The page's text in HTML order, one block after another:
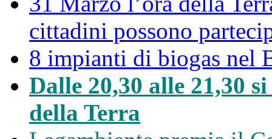
cittadini possono
8 impianti di biogas nel
Dalle 20,30 alle 21,30
della Terra